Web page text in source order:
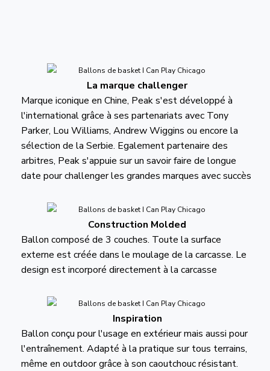
La marque challenger
Marque iconique en Chine, Peak s'est développé à
l'international grâce à ses partenariats avec Tony
Parker, Lou Williams, Andrew Wiggins ou encore la
sélection de la Serbie. Egalement partenaire des
arbitres, Peak s'appuie sur un savoir faire de longue
date pour challenger les grandes marques avec succès
Construction Molded
Ballon composé de 3 couches. Toute la surface
externe est créée dans le moulage de la carcasse. Le
design est incorporé directement à la carcasse
Inspiration
Ballon conçu pour l'usage en extérieur mais aussi pour
l'entraînement. Adapté à la pratique sur tous terrains,
même en outdoor grâce à son caoutchouc résistant.